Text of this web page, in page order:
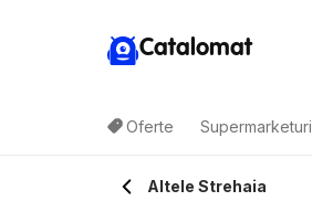
Catalomat
Oferte Supermarketuri
Altele Strehaia